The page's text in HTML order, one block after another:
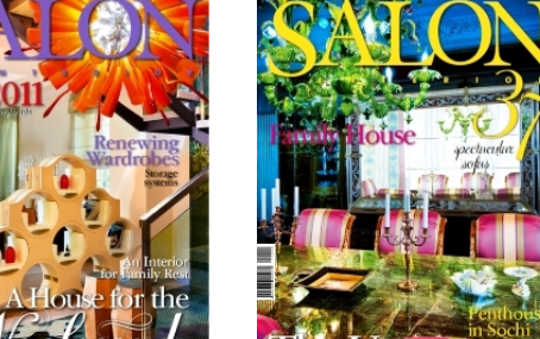
выходит 17.08.2011
Посмотреть что внутри
Оформить подписку